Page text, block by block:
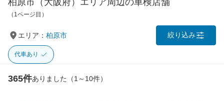
（1ページ目）
エリア： 柏原市 絞り込み
代車あり
365件ありました（1～10件）